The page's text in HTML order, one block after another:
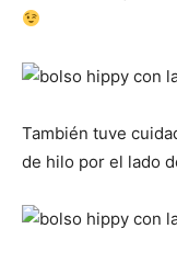
También tuve
de hilo por el lado